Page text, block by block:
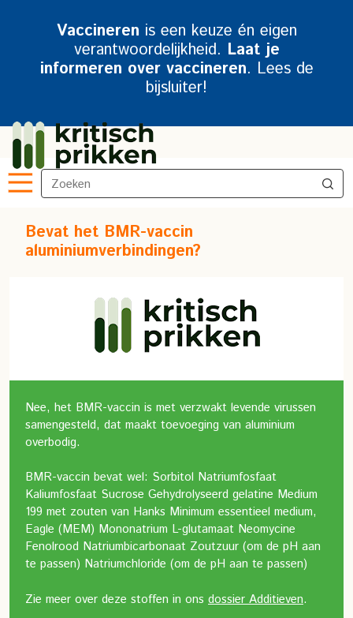
Vaccineren is een keuze én eigen
verantwoordelijkheid. Laat je
informeren over vaccineren. Lees de
bijsluiter!
Bevat het BMR-vaccin
aluminiumverbindingen?
Nee, het BMR-vaccin is met verzwakt levende virussen
samengesteld, dat maakt toevoeging van aluminium
overbodig.
BMR-vaccin bevat wel: Sorbitol Natriumfosfaat
Kaliumfosfaat Sucrose Gehydrolyseerd gelatine Medium
199 met zouten van Hanks Minimum essentieel medium,
Eagle (MEM) Mononatrium L-glutamaat Neomycine
Fenolrood Natriumbicarbonaat Zoutzuur (om de pH aan
te passen) Natriumchloride (om de pH aan te passen)
Zie meer over deze stoffen in ons dossier Additieven.